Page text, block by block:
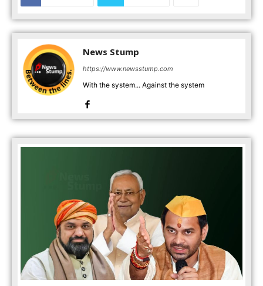
News Stump
https://www.newsstump.com
With the system... Against the system